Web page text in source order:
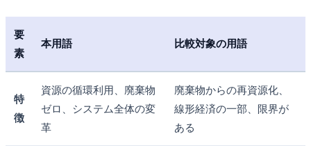
要
素
本用語 比較対象の用語
特
徴
資源の循環利用、廃棄物
ゼロ、システム全体の変
革
廃棄物からの再資源化、
線形経済の一部、限界が
ある